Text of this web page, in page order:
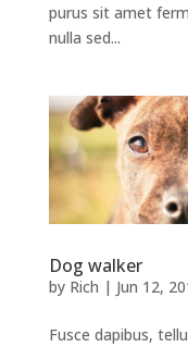
purus sit amet
nulla sed...
Dog walker
by Rich | Jun 12,
Fusce dapibus,